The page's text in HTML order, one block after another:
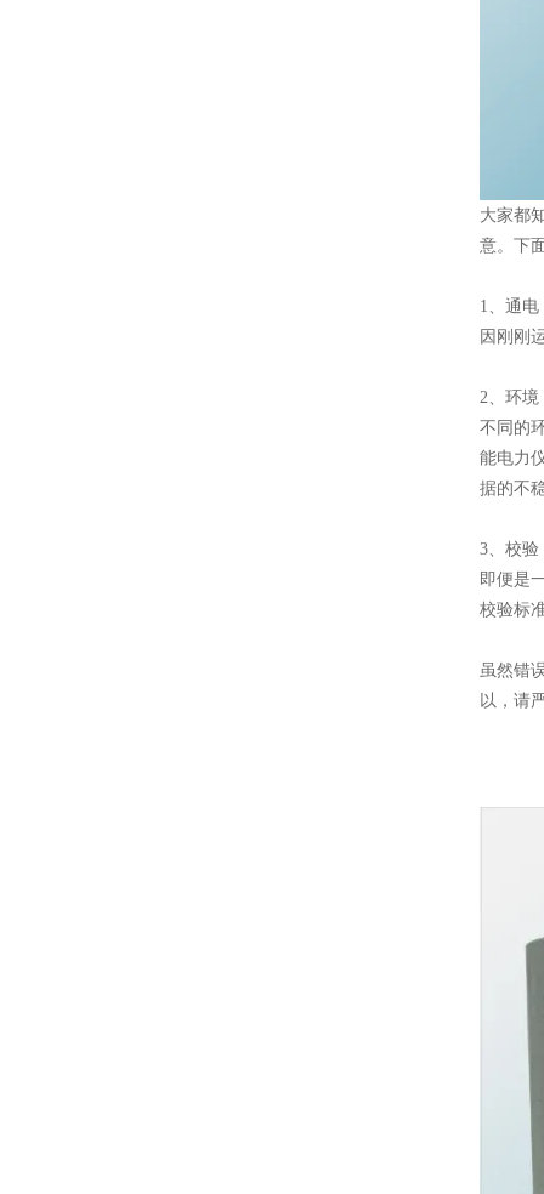
大家都
意。下
1、通电
因刚刚
2、环境
不同的
能电力
据的不
3、校验
即便是
校验标
虽然错
以，请